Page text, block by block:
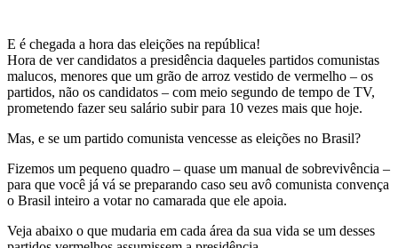
E é chegada a hora das eleições na república!
Hora de ver candidatos a presidência daqueles partidos comunistas
malucos, menores que um grão de arroz vestido de vermelho – os
partidos, não os candidatos – com meio segundo de tempo de TV,
prometendo fazer seu salário subir para 10 vezes mais que hoje.
Mas, e se um partido comunista vencesse as eleições no Brasil?
Fizemos um pequeno quadro – quase um manual de sobrevivência –
para que você já vá se preparando caso seu avô comunista convença
o Brasil inteiro a votar no camarada que ele apoia.
Veja abaixo o que mudaria em cada área da sua vida se um desses